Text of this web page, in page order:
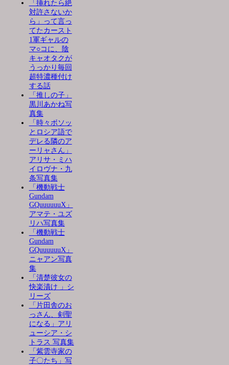
「挿れたら絶
対許さないか
ら」って言っ
てたカースト
1軍ギャルの
マ○コに、陰
キャオタクが
うっかり毎回
超特濃種付け
する話
「推しの子」
黒川あかね写
真集
「時々ボソッ
とロシア語で
デレる隣のア
ーリャさん」
アリサ・ミハ
イロヴナ・九
条写真集
「機動戦士
Gundam
GQuuuuuuX」
アマテ・ユズ
リハ写真集
「機動戦士
Gundam
GQuuuuuuX」
ニャアン写真
集
「清楚彼女の
快楽漬け 」シ
リーズ
「片田舎のお
っさん、剣聖
になる」アリ
ューシア・シ
トラス 写真集
「紫雲寺家の
子〇たち」写